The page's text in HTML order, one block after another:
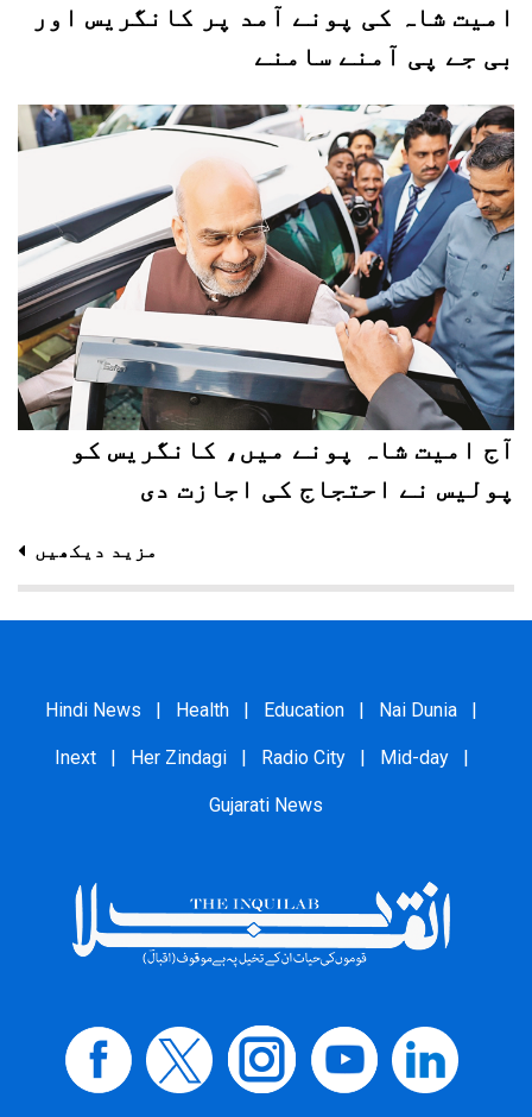
امیت شاہ کی پونے آمد پر کانگریس اور
بی جے پی آمنے سامنے
آج امیت شاہ پونے میں، کانگریس کو
پولیس نے احتجاج کی اجازت دی
مزید دیکھیں
Hindi News Health Education Nai Dunia
Inext Her Zindagi Radio City Mid-day
Gujarati News